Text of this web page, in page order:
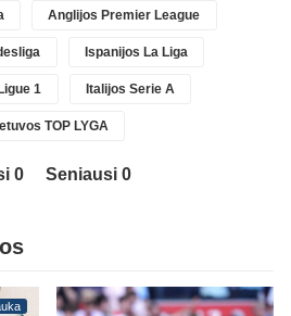
Anglijos Premier League
Ispanijos La Liga
1 Italijos Serie A
TOP LYGA
0
Seniausi 0